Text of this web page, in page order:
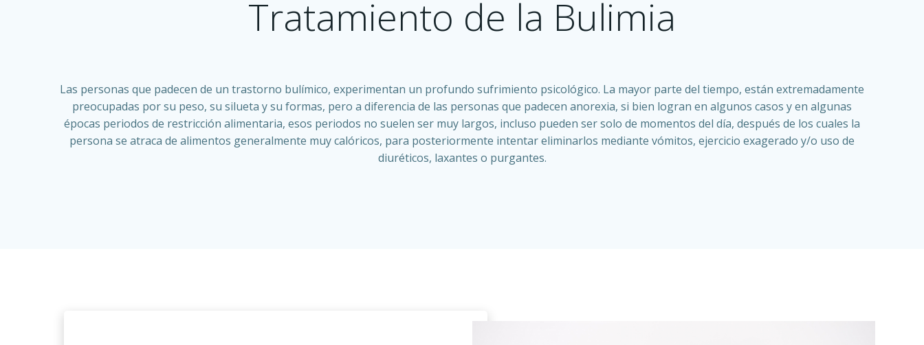
Tratamiento de la Bulimia
Las personas que padecen de un trastorno bulímico, experimentan un profundo sufrimiento psicológico. La mayor parte del tiempo, están extremadamente
preocupadas por su peso, su silueta y su formas, pero a diferencia de las personas que padecen anorexia, si bien logran en algunos casos y en algunas
épocas periodos de restricción alimentaria, esos periodos no suelen ser muy largos, incluso pueden ser solo de momentos del día, después de los cuales la
persona se atraca de alimentos generalmente muy calóricos, para posteriormente intentar eliminarlos mediante vómitos, ejercicio exagerado y/o uso de
diuréticos, laxantes o purgantes.